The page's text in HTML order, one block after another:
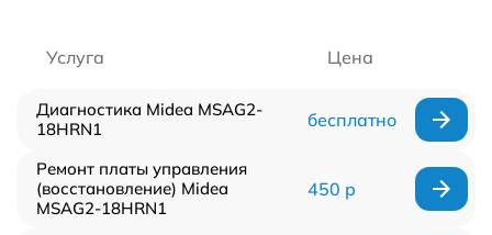
Услуга Цена
Диагностика Midea MSAG2-
18HRN1
бесплатно
Ремонт платы управления
(восстановление) Midea
MSAG2-18HRN1
450 р